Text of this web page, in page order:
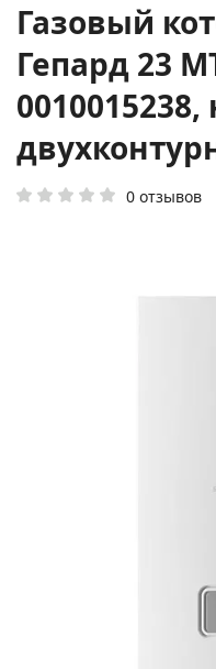
Газовый
Гепард 23
0 отзывов